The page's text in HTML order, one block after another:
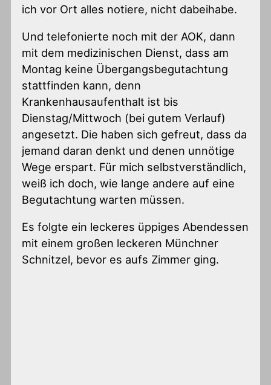
ich vor Ort alles notiere, nicht dabeihabe.
Und telefonierte noch mit der AOK, dann
mit dem medizinischen Dienst, dass am
Montag keine Übergangsbegutachtung
stattfinden kann, denn
Krankenhausaufenthalt ist bis
Dienstag/Mittwoch (bei gutem Verlauf)
angesetzt. Die haben sich gefreut, dass da
jemand daran denkt und denen unnötige
Wege erspart. Für mich selbstverständlich,
weiß ich doch, wie lange andere auf eine
Begutachtung warten müssen.
Es folgte ein leckeres üppiges Abendessen
mit einem großen leckeren Münchner
Schnitzel, bevor es aufs Zimmer ging.